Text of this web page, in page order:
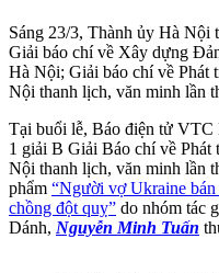
Sáng 23/3, Thành ủy Hà Nội
Giải báo chí về Xây dựng
Hà Nội; Giải báo chí về Phát
Nội thanh lịch, văn minh lần
Tại buổi lễ, Báo điện tử
1 giải B Giải Báo chí về Phát
Nội thanh lịch, văn minh lần
phẩm “Người vợ Ukraine bán
chồng đột quỵ” do nhóm tác
Dánh, Nguyễn Minh Tuấn